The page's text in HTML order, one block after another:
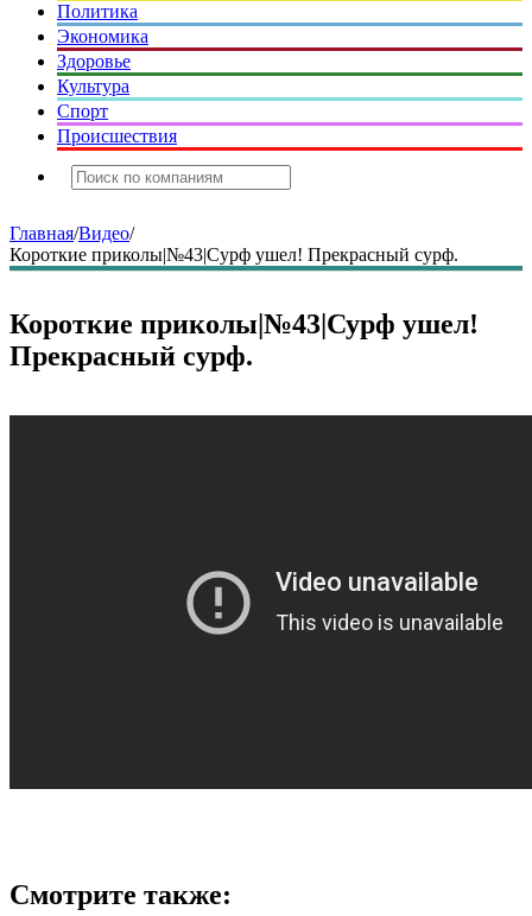
Политика
Экономика
Здоровье
Культура
Спорт
Происшествия
Главная/Видео/
Короткие приколы|№43|Сурф ушел! Прекрасный сурф.
Короткие приколы|№43|Сурф ушел!
Прекрасный сурф.
Смотрите также: